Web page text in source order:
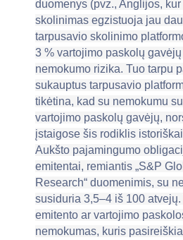
duomenys (pvz., Anglijos,
skolinimas egzistuoja jau
tarpusavio skolinimo
3 % vartojimo paskolų
nemokumo rizika. Tuo tarpu
sukauptus tarpusavio
tikėtina, kad su nemokumu
vartojimo paskolų gavėjų,
įstaigose šis rodiklis
Aukšto pajamingumo
emitentai, remiantis „S&P
Research“ duomenimis, su
susiduria 3,5–4 iš 100
emitento ar vartojimo
nemokumas, kuris